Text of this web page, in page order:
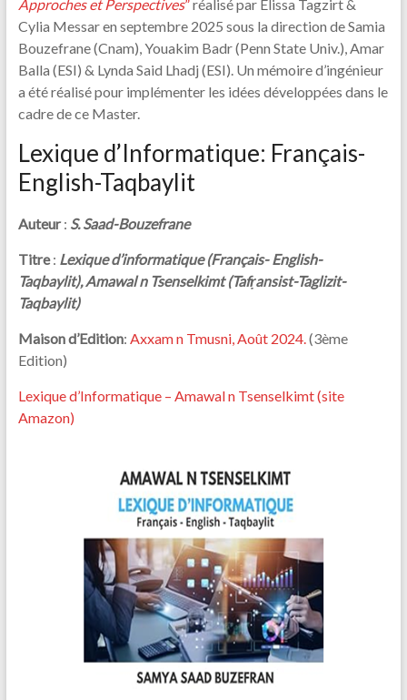
Approches et Perspectives”réalisé par Elissa Tagzirt &
Cylia Messar en septembre 2025 sous la direction de Samia
Bouzefrane (Cnam), Youakim Badr (Penn State Univ.), Amar
Balla (ESI) & Lynda Said Lhadj (ESI). Un mémoire d’ingénieur
a été réalisé pour implémenter les idées développées dans le
cadre de ce Master.
Lexique d’Informatique: Français-
English-Taqbaylit
Auteur: S. Saad-Bouzefrane
Titre: Lexique d’informatique (Français- English-
Taqbaylit), Amawal n Tsenselkimt (Tafṛansist-Taglizit-
Taqbaylit)
Maison d’Edition: Axxam n Tmusni, Août 2024.(3ème
Edition)
Lexique d’Informatique – Amawal n Tsenselkimt (site
Amazon)